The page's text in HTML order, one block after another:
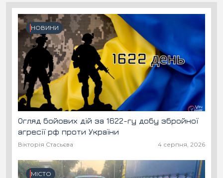
НОВИНИ
Огляд бойових дій за 1622-гу добу збройної
агресії рф проти України
Вікторія Стасьєва 4 серпня, 2026
МІСТО